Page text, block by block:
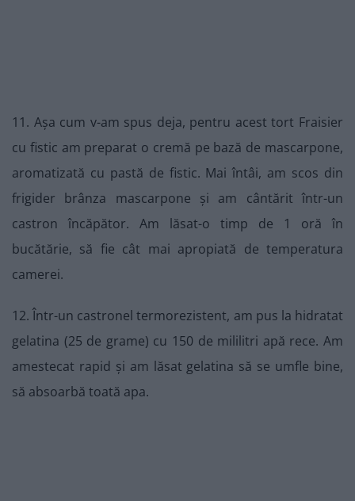
11. Așa cum v-am spus deja, pentru acest tort Fraisier
cu fistic am preparat o cremă pe bază de mascarpone,
aromatizată cu pastă de fistic. Mai întâi, am scos din
frigider brânza mascarpone și am cântărit într-un
castron încăpător. Am lăsat-o timp de 1 oră în
bucătărie, să fie cât mai apropiată de temperatura
camerei.
12. Într-un castronel termorezistent, am pus la hidratat
gelatina (25 de grame) cu 150 de mililitri apă rece. Am
amestecat rapid și am lăsat gelatina să se umfle bine,
să absoarbă toată apa.